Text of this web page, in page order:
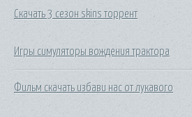
Скачать 3 сезон skins торрент
Игры симуляторы вождения трактора
Фильм скачать избави нас от лукавого